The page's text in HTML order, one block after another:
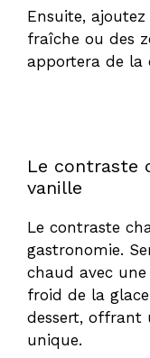
Ensuite,
fraîche ou des
apportera de la
Le contraste
vanille
Le contraste
gastronomie.
chaud avec
froid de la
dessert, offrant
unique.